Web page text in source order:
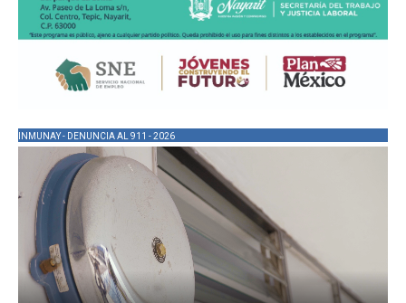
INMUNAY - DENUNCIA AL 911 - 2026